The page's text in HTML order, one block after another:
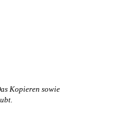
Kopieren sowie